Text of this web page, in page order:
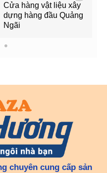
Cửa hàng vật liệu xây
dựng hàng đầu Quảng
Ngãi
3
chuyên cung cấp sản